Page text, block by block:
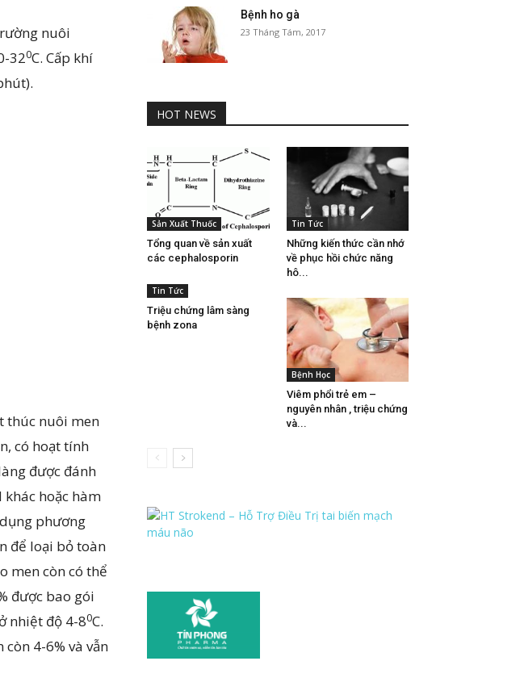
nuôi
320C. Cấp khí
thúc nuôi men
có hoạt tính
được đánh
khác hoặc hàm
phương
để loại bỏ toàn
men còn có thể
được bao gói
nhiệt độ 4-80C.
4-6% và vẫn
Bệnh ho gà
23 Tháng Tám, 2017
HOT NEWS
Sản Xuất Thuốc
Tổng quan về sản xuất
các cephalosporin
Tin Tức
Những kiến thức cần nhớ
về phục hồi chức năng
hô...
Tin Tức
Triệu chứng lâm sàng
bệnh zona
Bệnh Học
Viêm phổi trẻ em –
nguyên nhân , triệu chứng
và...